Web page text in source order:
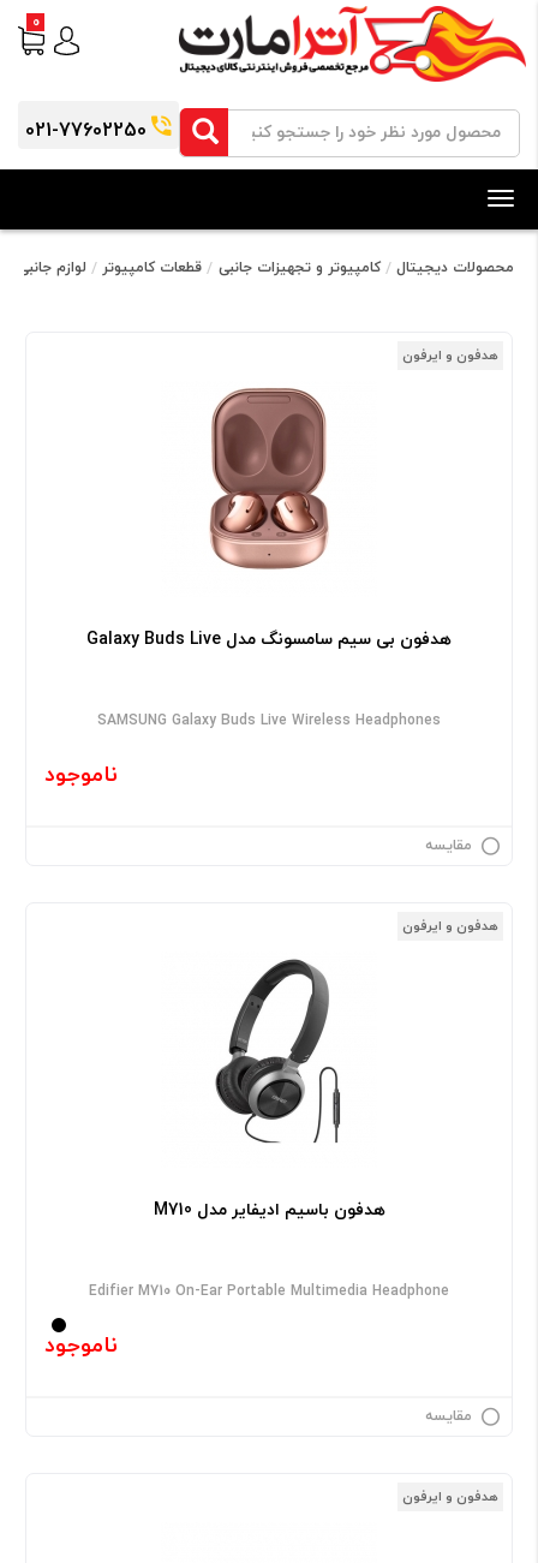
021-77602250
0
Toggle
navigation
محصولات دیجیتال کامپیوتر و تجهیزات جانبی قطعات کامپیوتر لوازم جانبی
هدفون و ایرفون
هدفون بی سیم سامسونگ مدل Galaxy Buds Live
SAMSUNG Galaxy Buds Live Wireless Headphones
ناموجود
مقایسه
هدفون و ایرفون
هدفون باسیم ادیفایر مدل M710
Edifier M710 On-Ear Portable Multimedia Headphone
ناموجود
مقایسه
هدفون و ایرفون